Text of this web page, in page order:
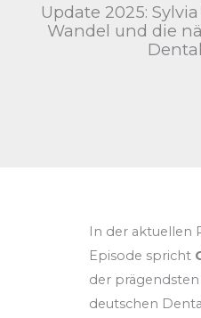
Update 2025:
Wandel und die
In der aktuellen
Episode spricht
der
deutschen